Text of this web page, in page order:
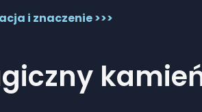
i znaczenie >>>